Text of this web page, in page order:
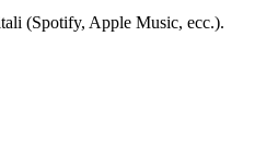
(Spotify, Apple Music, ecc.).